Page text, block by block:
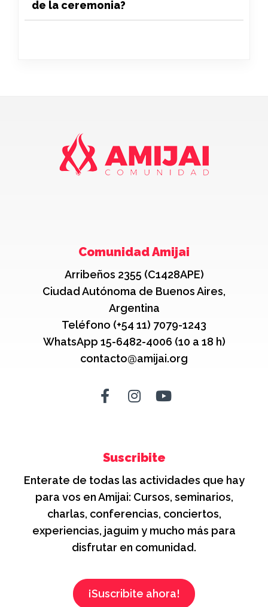
de la ceremonia?
Comunidad Amijai
Arribeños 2355 (C1428APE)
Ciudad Autónoma de Buenos Aires,
Argentina
Teléfono (+54 11) 7079-1243
WhatsApp 15-6482-4006 (10 a 18 h)
contacto@amijai.org
Suscribite
Enterate de todas las actividades que hay
para vos en Amijai: Cursos, seminarios,
charlas, conferencias, conciertos,
experiencias, jaguim y mucho más para
disfrutar en comunidad.
¡Suscribite ahora!